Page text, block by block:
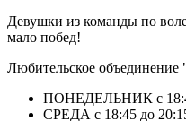
Девушки из команды по
мало побед!
Любительское объединение
ПОНЕДЕЛЬНИК с
СРЕДА с 18:45 до